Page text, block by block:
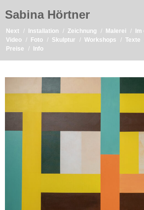
Sabina Hörtner
Next Installation Zeichnung Malerei
Video
Foto Skulptur Workshops Texte
Preise
Info